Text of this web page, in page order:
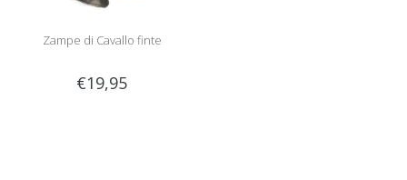
Zampe di Cavallo finte
€19,95